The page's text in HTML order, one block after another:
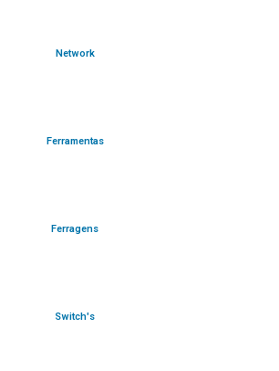
Network
Ferramentas
Ferragens
Switch's